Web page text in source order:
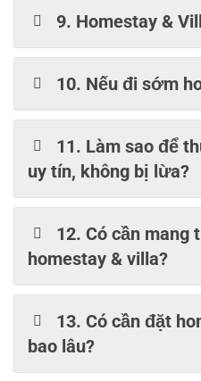
9. Homestay &
10. Nếu đi sớm
11. Làm sao để
uy tín, không bị lừa?
12. Có cần mang
homestay & villa?
13. Có cần đặt
bao lâu?